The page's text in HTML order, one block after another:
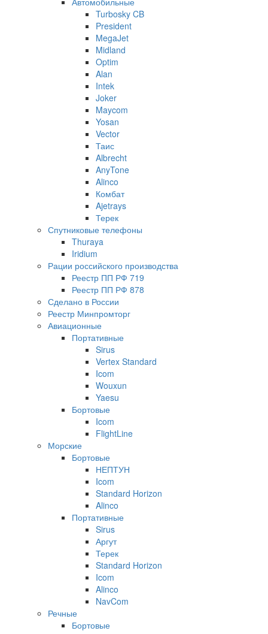
Turbosky CB
President
MegaJet
Midland
Optim
Alan
Intek
Joker
Maycom
Yosan
Vector
Таис
Albrecht
AnyTone
Alinco
Комбат
Ajetrays
Терек
Спутниковые телефоны
Thuraya
Iridium
Рации российского производства
Реестр ПП РФ 719
Реестр ПП РФ 878
Сделано в России
Реестр Минпромторг
Авиационные
Портативные
Sirus
Vertex Standard
Icom
Wouxun
Yaesu
Бортовые
Icom
FlightLine
Морские
Бортовые
НЕПТУН
Icom
Standard Horizon
Alinco
Портативные
Sirus
Аргут
Терек
Standard Horizon
Icom
Alinco
NavCom
Речные
Бортовые